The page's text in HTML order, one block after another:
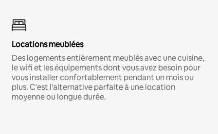
Locations meublées
Des logements entièrement meublés avec une cuisine,
le wifi et les équipements dont vous avez besoin pour
vous installer confortablement pendant un mois ou
plus. C'est l'alternative parfaite à une location
moyenne ou longue durée.